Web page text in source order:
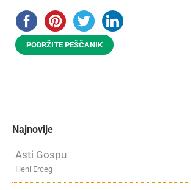
PODRŽITE PEŠČANIK
Najnovije
Asti Gospu
Heni Erceg